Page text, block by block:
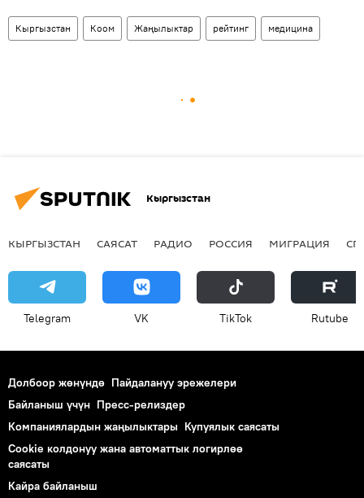
Кыргызстан Коом Жаңылыктар рейтинг медицина
Кыргызстан
КЫРГЫЗСТАН САЯСАТ РАДИО РОССИЯ МИГРАЦИЯ
Telegram VK ТikТоk Rutube
Долбоор жөнүндө Пайдалануу эрежелери
Байланыш үчүн Пресс-релиздер
Компаниялардын жаңылыктары Купуялык саясаты
Cookie колдонуу жана автоматтык логирлөө
саясаты
Кайра байланыш